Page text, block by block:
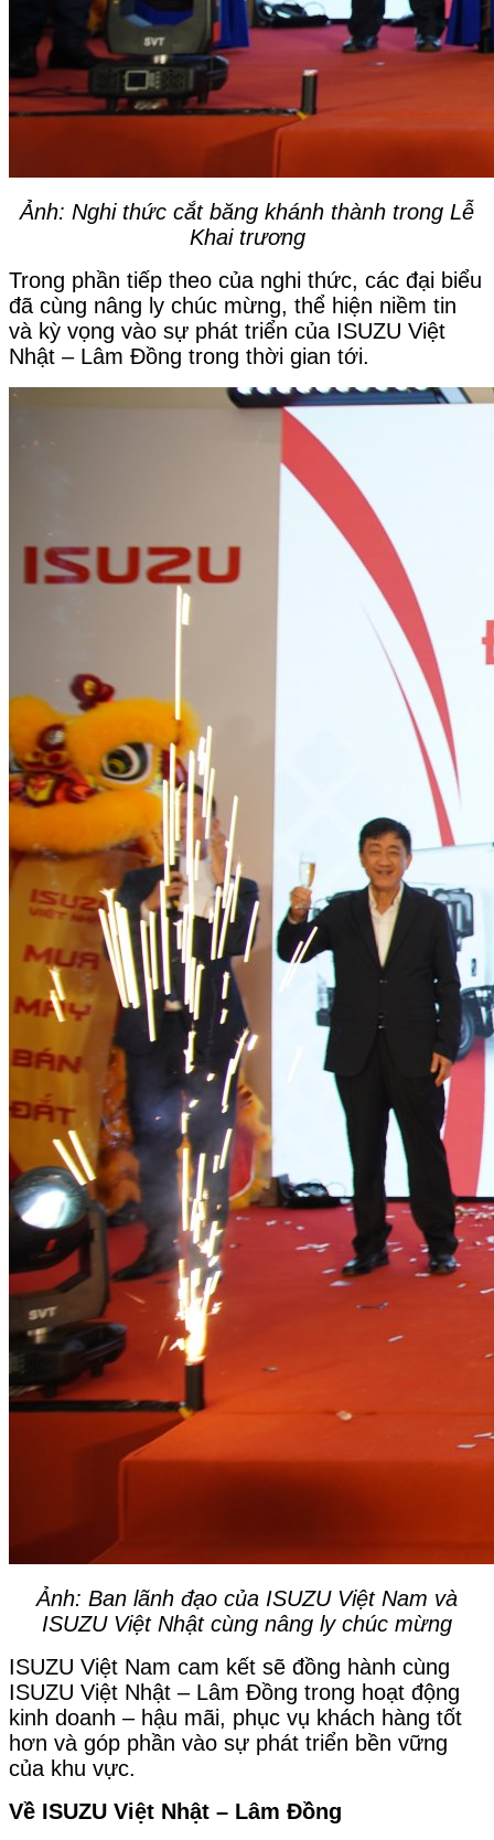
Ảnh: Nghi thức cắt băng khánh thành trong Lễ
Khai trương
Trong phần tiếp theo của nghi thức, các đại biểu
đã cùng nâng ly chúc mừng, thể hiện niềm tin
và kỳ vọng vào sự phát triển của ISUZU Việt
Nhật – Lâm Đồng trong thời gian tới.
Ảnh: Ban lãnh đạo của ISUZU Việt Nam và
ISUZU Việt Nhật cùng nâng ly chúc mừng
ISUZU Việt Nam cam kết sẽ đồng hành cùng
ISUZU Việt Nhật – Lâm Đồng trong hoạt động
kinh doanh – hậu mãi, phục vụ khách hàng tốt
hơn và góp phần vào sự phát triển bền vững
của khu vực.
Về ISUZU Việt Nhật – Lâm Đồng